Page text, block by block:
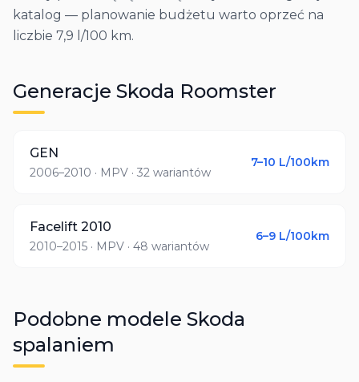
katalog — planowanie budżetu warto oprzeć na
liczbie 7,9 l/100 km.
Generacje Skoda Roomster
GEN
2006–2010 · MPV · 32 wariantów
7–10 L/100km
Facelift 2010
2010–2015 · MPV · 48 wariantów
6–9 L/100km
Podobne modele Skoda
spalaniem